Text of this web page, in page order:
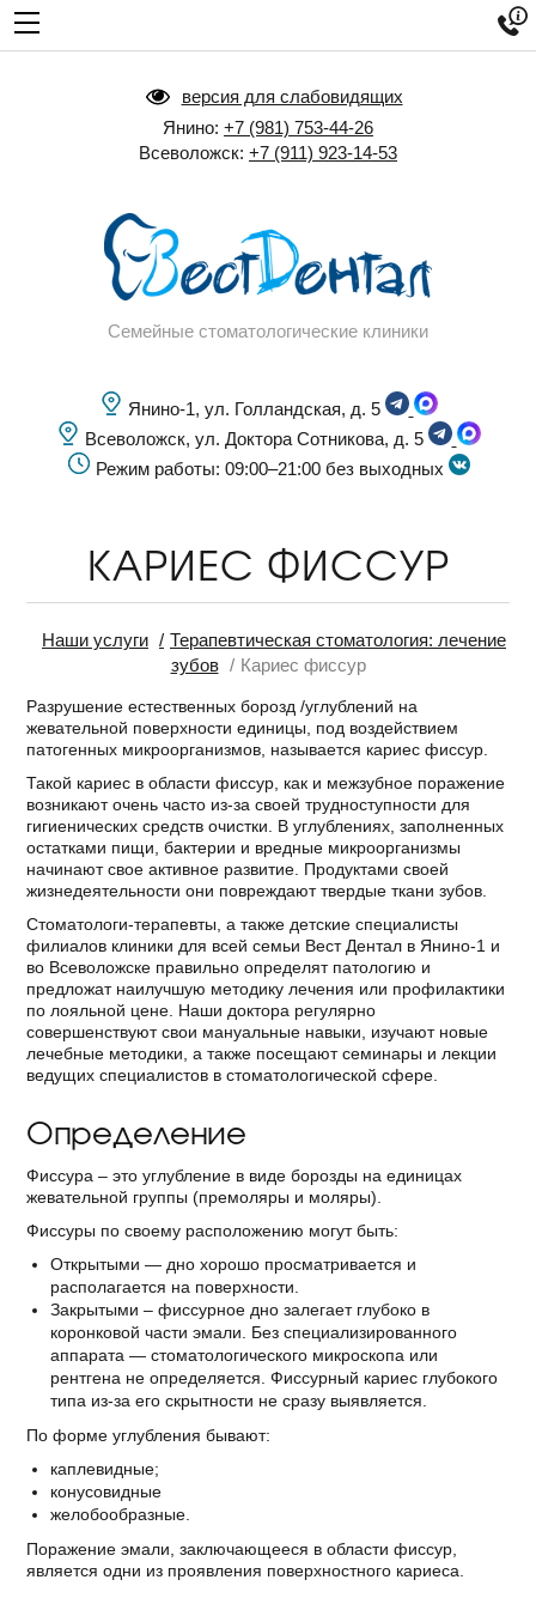
версия для слабовидящих
Янино: +7 (981) 753-44-26
Всеволожск: +7 (911) 923-14-53
Семейные стоматологические клиники
Янино-1, ул. Голландская, д. 5
Всеволожск, ул. Доктора Сотникова, д. 5
Режим работы: 09:00–21:00 без выходных

КАРИЕС ФИССУР
Наши услуги
Терапевтическая стоматология: лечение
зубов
Кариес фиссур
Разрушение естественных борозд /углублений на
жевательной поверхности единицы, под воздействием
патогенных микроорганизмов, называется кариес фиссур.
Такой кариес в области фиссур, как и межзубное поражение
возникают очень часто из-за своей трудноступности для
гигиенических средств очистки. В углублениях, заполненных
остатками пищи, бактерии и вредные микроорганизмы
начинают свое активное развитие. Продуктами своей
жизнедеятельности они повреждают твердые ткани зубов.
Стоматологи-терапевты, а также детские специалисты
филиалов клиники для всей семьи Вест Дентал в Янино-1 и
во Всеволожске правильно определят патологию и
предложат наилучшую методику лечения или профилактики
по лояльной цене. Наши доктора регулярно
совершенствуют свои мануальные навыки, изучают новые
лечебные методики, а также посещают семинары и лекции
ведущих специалистов в стоматологической сфере.
Определение
Фиссура – это углубление в виде борозды на единицах
жевательной группы (премоляры и моляры).
Фиссуры по своему расположению могут быть:
Открытыми — дно хорошо просматривается и
располагается на поверхности.
Закрытыми – фиссурное дно залегает глубоко в
коронковой части эмали. Без специализированного
аппарата — стоматологического микроскопа или
рентгена не определяется. Фиссурный кариес глубокого
типа из-за его скрытности не сразу выявляется.
По форме углубления бывают:
каплевидные;
конусовидные
желобообразные.
Поражение эмали, заключающееся в области фиссур,
является одни из проявления поверхностного кариеса.